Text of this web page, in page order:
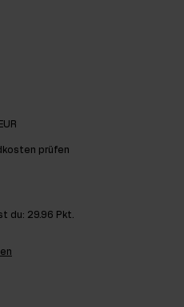
prüfen
du: 29.96 Pkt.